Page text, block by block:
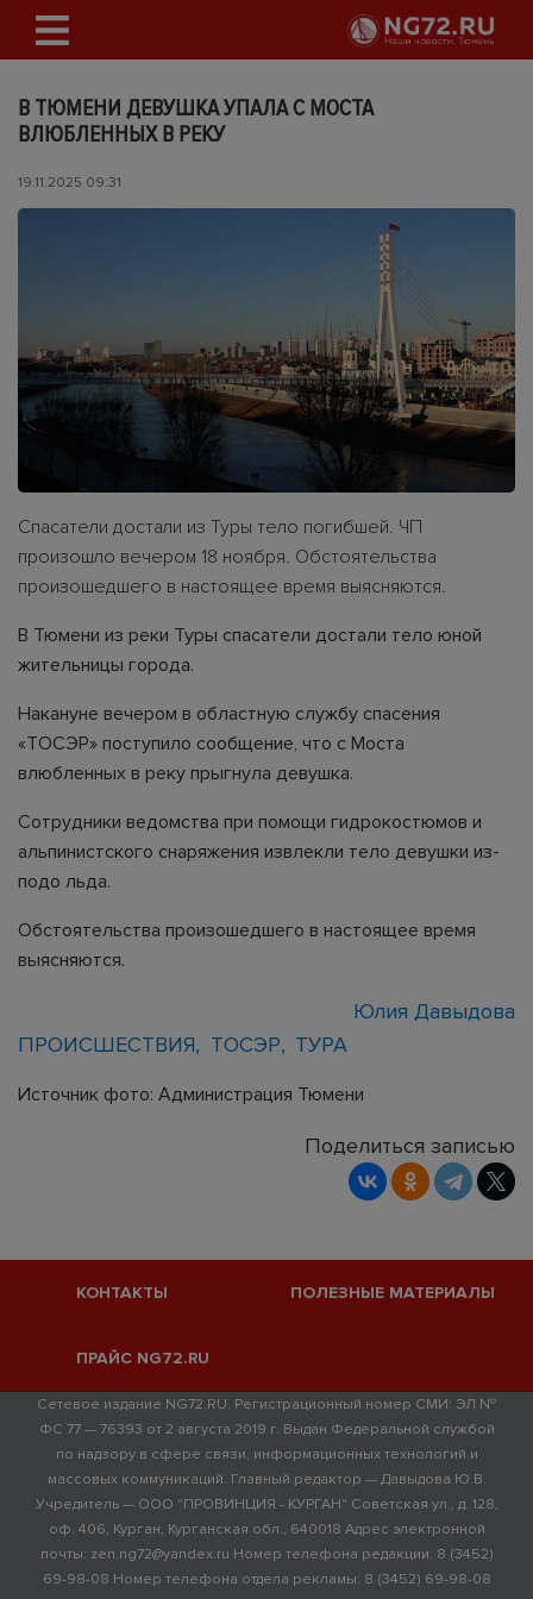
В ТЮМЕНИ ДЕВУШКА УПАЛА С МОСТА
ВЛЮБЛЕННЫХ В РЕКУ
19.11.2025 09:31
Спасатели достали из Туры тело погибшей. ЧП
произошло вечером 18 ноября. Обстоятельства
произошедшего в настоящее время выясняются.
В Тюмени из реки Туры спасатели достали тело юной
жительницы города.
Накануне вечером в областную службу спасения
«ТОСЭР» поступило сообщение, что с Моста
влюбленных в реку прыгнула девушка.
Сотрудники ведомства при помощи гидрокостюмов и
альпинистского снаряжения извлекли тело девушки из-
подо льда.
Обстоятельства произошедшего в настоящее время
выясняются.
Юлия Давыдова
ПРОИСШЕСТВИЯ
ТОСЭР ТУРА
Источник фото: Администрация Тюмени
Поделиться записью
КОНТАКТЫ ПОЛЕЗНЫЕ МАТЕРИАЛЫ
ПРАЙС NG72.RU
Сетевое издание NG72.RU. Регистрационный номер СМИ: ЭЛ №
ФС 77 — 76393 от 2 августа 2019 г. Выдан Федеральной службой
по надзору в сфере связи, информационных технологий и
массовых коммуникаций. Главный редактор — Давыдова Ю.В.
Учредитель — ООО "ПРОВИНЦИЯ - КУРГАН" Советская ул., д. 128,
оф. 406, Курган, Курганская обл., 640018 Адрес электронной
почты: zen.ng72@yandex.ru Номер телефона редакции: 8 (3452)
69-98-08 Номер телефона отдела рекламы: 8 (3452) 69-98-08